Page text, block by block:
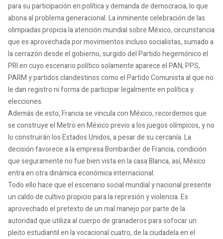
para su participación en política y demanda de democracia, lo que
abona al problema generacional. La inminente celebración de las
olimpiadas propicia la atención mundial sobre México, circunstancia
que es aprovechada por movimientos incluso socialistas, sumado a
la cerrazón desde el gobierno, surgido del Partido hegemónico el
PRI en cuyo escenario político solamente aparece el PAN, PPS,
PARM y partidos clandestinos como el Partido Comunista al que no
le dan registro ni forma de participar legalmente en política y
elecciones.
Además de esto, Francia se vincula con México, recordemos que
se construye el Metro en México previo a los juegos olímpicos, y no
lo construirán los Estados Unidos, a pesar de su cercanía. La
decisión favorece a la empresa Bombardier de Francia, condición
que seguramente no fue bien vista en la casa Blanca, así, México
entra en otra dinámica económica internacional.
Todo ello hace que el escenario social mundial y nacional presente
un caldo de cultivo propicio para la represión y violencia. Es
aprovechado el pretexto de un mal manejo por parte de la
autoridad que utiliza al cuerpo de granaderos para sofocar un
pleito estudiantil en la vocacional cuatro, de la ciudadela en el